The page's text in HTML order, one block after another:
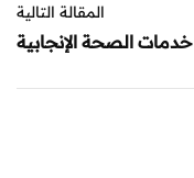
المقالة التالية
خدمات الصحة الإنجابية